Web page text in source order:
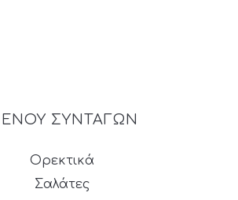
ΣΥΝΤΑΓΩΝ
Ορεκτικά
Σαλάτες